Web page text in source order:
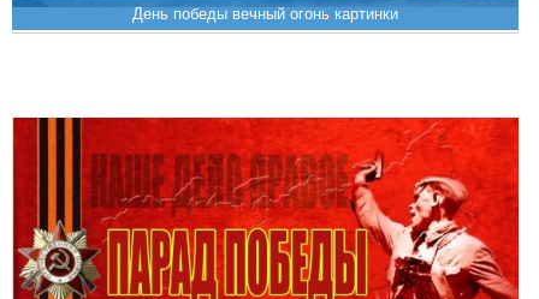
День победы вечный огонь картинки